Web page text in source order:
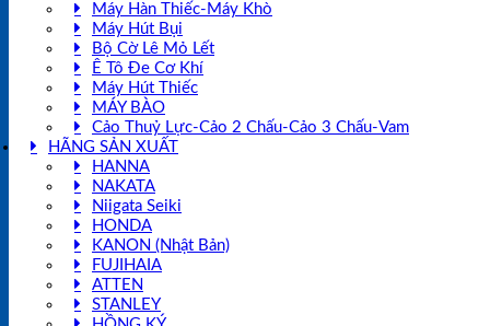
Máy Hàn Thiếc-Máy Khò
Máy Hút Bụi
Bộ Cờ Lê Mỏ Lết
Ê Tô Đe Cơ Khí
Máy Hút Thiếc
MÁY BÀO
Cảo Thuỷ Lực-Cảo 2 Chấu-Cảo 3 Chấu-Vam
HÃNG SẢN XUẤT
HANNA
NAKATA
Niigata Seiki
HONDA
KANON (Nhật Bản)
FUJIHAIA
ATTEN
STANLEY